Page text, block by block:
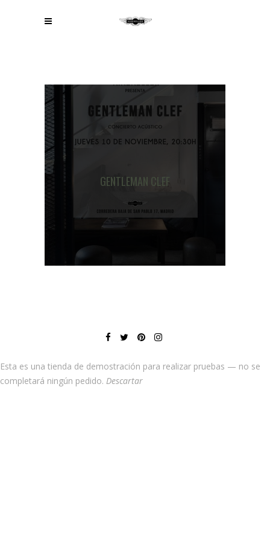
GENTLEMAN CLEF
Esta es una tienda de demostración para realizar pruebas — no se
completará ningún pedido. Descartar